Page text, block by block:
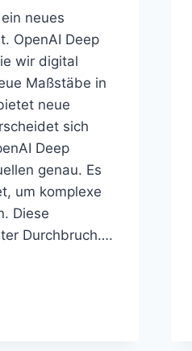
neues
OpenAI Deep
wir digital
Maßstäbe in
neue
sich
Deep
genau. Es
um komplexe
Diese
Durchbruch….